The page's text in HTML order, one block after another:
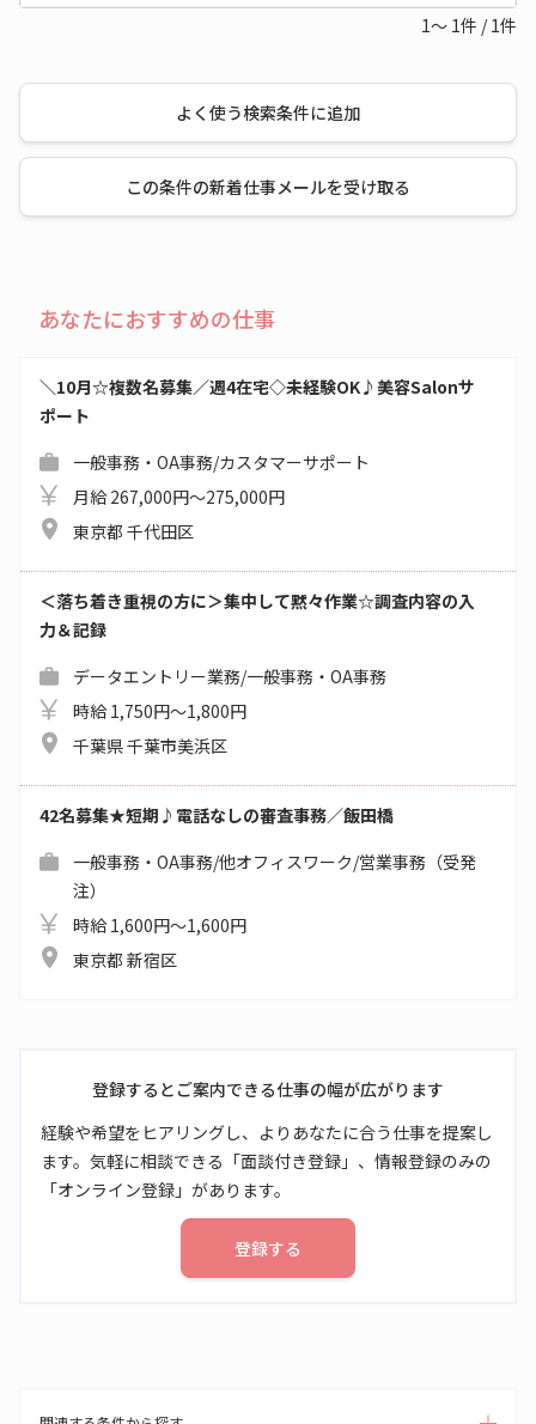
1～ 1件 / 1件
よく使う検索条件に追加
この条件の新着仕事メールを受け取る
あなたにおすすめの仕事
＼10月☆複数名募集／週4在宅◇未経験OK♪美容Salonサ
ポート
一般事務・OA事務/カスタマーサポート
月給 267,000円～275,000円
東京都 千代田区
＜落ち着き重視の方に＞集中して黙々作業☆調査内容の入
力＆記録
データエントリー業務/一般事務・OA事務
時給 1,750円～1,800円
千葉県 千葉市美浜区
42名募集★短期♪電話なしの審査事務／飯田橋
一般事務・OA事務/他オフィスワーク/営業事務（受発
注）
時給 1,600円～1,600円
東京都 新宿区
登録するとご案内できる仕事の幅が広がります
経験や希望をヒアリングし、よりあなたに合う仕事を提案し
ます。気軽に相談できる「面談付き登録」、情報登録のみの
「オンライン登録」があります。
登録する